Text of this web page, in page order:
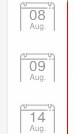
08
Aug.
09
Aug.
14
Aug.